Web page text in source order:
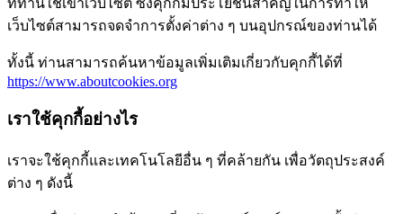
เว็บไซต์สามารถจดจำการตั้งค่าต่าง ๆ บนอุปกรณ์ของท่านได้
ทั้งนี้ ท่านสามารถค้นหาข้อมูลเพิ่มเติมเกี่ยวกับคุกกี้ได้ที่
https://www.aboutcookies.org
เราใช้คุกกี้อย่างไร
เราจะใช้คุกกี้และเทคโนโลยีอื่น ๆ ที่คล้ายกัน เพื่อวัตถุประสงค์
ต่าง ๆ ดังนี้